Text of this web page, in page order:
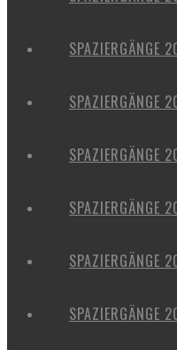
SPAZIERGÄNGE
SPAZIERGÄNGE
SPAZIERGÄNGE
SPAZIERGÄNGE
SPAZIERGÄNGE
SPAZIERGÄNGE